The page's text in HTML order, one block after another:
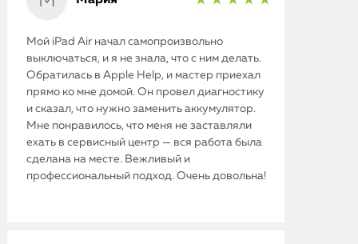
Мой iPad Air начал самопроизвольно
выключаться, и я не знала, что с ним делать.
Обратилась в Apple Help, и мастер приехал
прямо ко мне домой. Он провел диагностику
и сказал, что нужно заменить аккумулятор.
Мне понравилось, что меня не заставляли
ехать в сервисный центр — вся работа была
сделана на месте. Вежливый и
профессиональный подход. Очень довольна!